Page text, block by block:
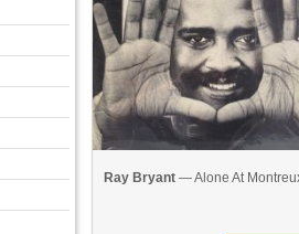
Ray Bryant— Alone At